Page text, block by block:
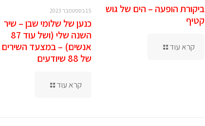
ביקורת הופעה – הים של גוש
קטיף
קרא עוד
15 בספטמבר 2023
כנען של שלומי שבן – שיר
השנה שלי (ושל עוד 87
אנשים) – במצעד השירים
של 88 שיודעים
קרא עוד